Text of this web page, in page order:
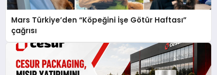
Mars Türkiye’den “Köpeğini İşe Götür Haftası”
çağrısı